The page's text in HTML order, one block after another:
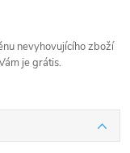
nevyhovujícího zboží
je grátis.